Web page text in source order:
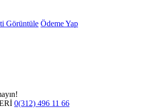
Görüntüle Ödeme Yap
0(312) 496 11 66